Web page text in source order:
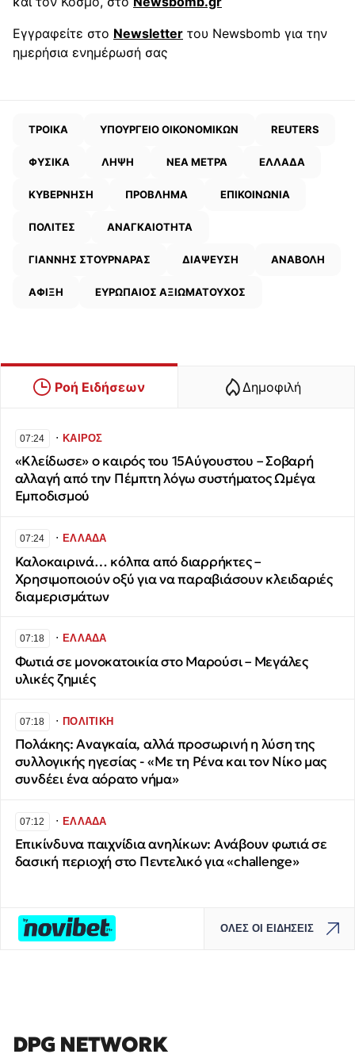
Εγγραφείτε στο Newsletter του Newsbomb για την
ημερήσια ενημέρωσή σας
ΤΡΟΙΚΑ ΥΠΟΥΡΓΕΙΟ ΟΙΚΟΝΟΜΙΚΩΝ REUTERS
ΦΥΣΙΚΑ ΛΗΨΗ ΝΕΑ ΜΕΤΡΑ ΕΛΛΑΔΑ
ΚΥΒΕΡΝΗΣΗ ΠΡΟΒΛΗΜΑ ΕΠΙΚΟΙΝΩΝΙΑ
ΠΟΛΙΤΕΣ ΑΝΑΓΚΑΙΟΤΗΤΑ
ΓΙΑΝΝΗΣ ΣΤΟΥΡΝΑΡΑΣ ΔΙΑΨΕΥΣΗ ΑΝΑΒΟΛΗ
ΑΦΙΞΗ ΕΥΡΩΠΑΙΟΣ ΑΞΙΩΜΑΤΟΥΧΟΣ
Ροή Ειδήσεων Δημοφιλή
07:24 ∙ΚΑΙΡΟΣ
«Κλείδωσε» ο καιρός του 15Αύγουστου – Σοβαρή
αλλαγή από την Πέμπτη λόγω συστήματος Ωμέγα
Εμποδισμού
07:24 ∙ΕΛΛΑΔΑ
Καλοκαιρινά… κόλπα από διαρρήκτες –
Χρησιμοποιούν οξύ για να παραβιάσουν κλειδαριές
διαμερισμάτων
07:18 ∙ΕΛΛΑΔΑ
Φωτιά σε μονοκατοικία στο Μαρούσι – Μεγάλες
υλικές ζημιές
07:18 ∙ΠΟΛΙΤΙΚΗ
Πολάκης: Αναγκαία, αλλά προσωρινή η λύση της
συλλογικής ηγεσίας - «Με τη Ρένα και τον Νίκο μας
συνδέει ένα αόρατο νήμα»
07:12 ∙ΕΛΛΑΔΑ
Επικίνδυνα παιχνίδια ανηλίκων: Ανάβουν φωτιά σε
δασική περιοχή στο Πεντελικό για «challenge»
ΟΛΕΣ ΟΙ ΕΙΔΗΣΕΙΣ
DPG NETWORK